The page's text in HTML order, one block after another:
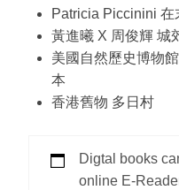
Patricia Piccinini
黃進曦 X 周俊輝 城
美國自然歷史博物
本
香港舊物 多日村
Digtal books
online E-